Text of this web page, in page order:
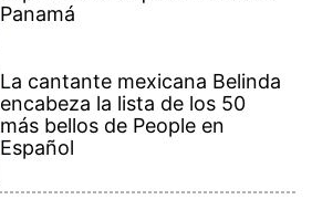
Panamá
La cantante mexicana Belinda
encabeza la lista de los 50
más bellos de People en
Español